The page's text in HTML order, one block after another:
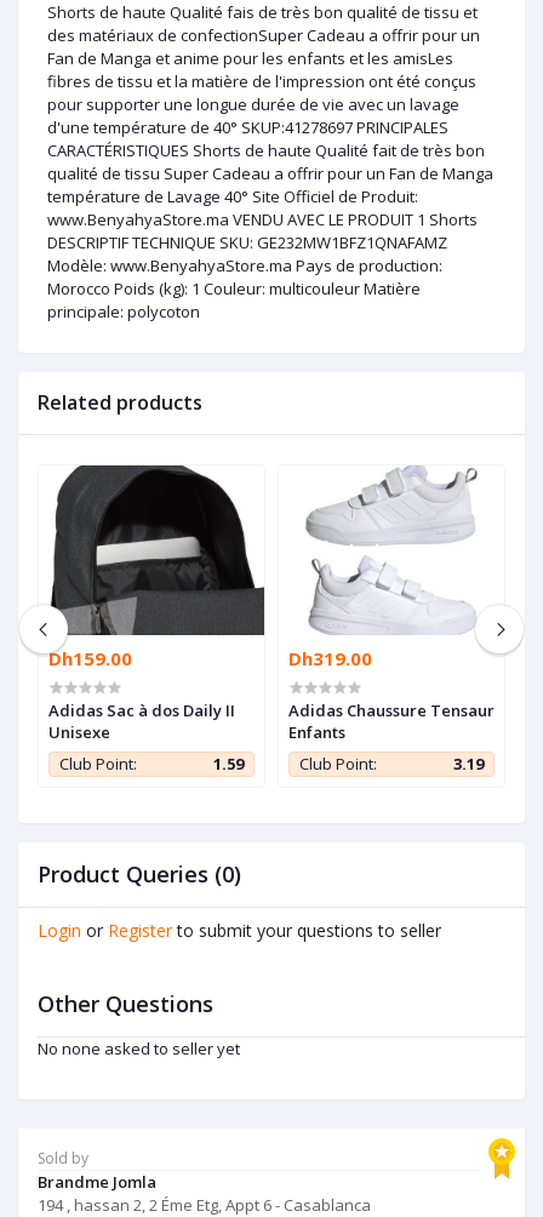
Sold by
Brandme Jomla
194 , hassan 2, 2 Éme Etg, Appt 6 - Casablanca
Shorts de haute Qualité fais de très bon qualité de tissu et
des matériaux de confectionSuper Cadeau a offrir pour un
Fan de Manga et anime pour les enfants et les amisLes
fibres de tissu et la matière de l'impression ont été conçus
pour supporter une longue durée de vie avec un lavage
d'une température de 40° SKUP:41278697 PRINCIPALES
CARACTÉRISTIQUES Shorts de haute Qualité fait de très bon
qualité de tissu Super Cadeau a offrir pour un Fan de Manga
température de Lavage 40° Site Officiel de Produit:
www.BenyahyaStore.ma VENDU AVEC LE PRODUIT 1 Shorts
DESCRIPTIF TECHNIQUE SKU: GE232MW1BFZ1QNAFAMZ
Modèle: www.BenyahyaStore.ma Pays de production:
Morocco Poids (kg): 1 Couleur: multicouleur Matière
principale: polycoton
Related products
Dh159.00
Adidas Sac à dos Daily II
Unisexe
Club Point:
1.59
Dh319.00
Adidas Chaussure Tensaur
Enfants
Club Point:
3.19
Product Queries (0)
Login or Register to submit your questions to seller
Other Questions
No none asked to seller yet